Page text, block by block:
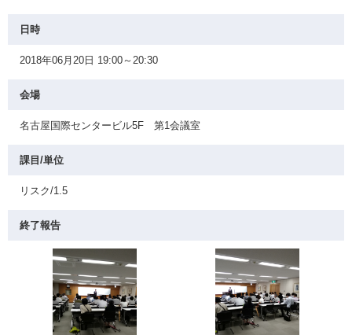
日時
2018年06月20日 19:00～20:30
会場
名古屋国際センタービル5F 第1会議室
課目/単位
リスク/1.5
終了報告